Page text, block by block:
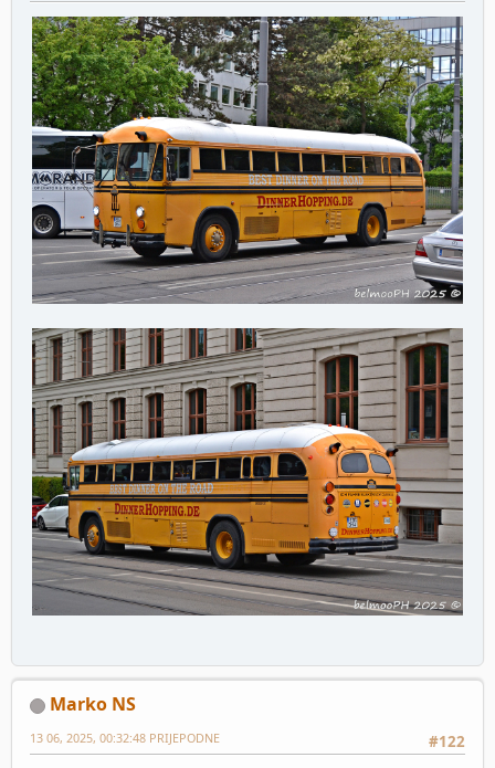
Marko NS
#122
13 06, 2025, 00:32:48 PRIJEPODNE